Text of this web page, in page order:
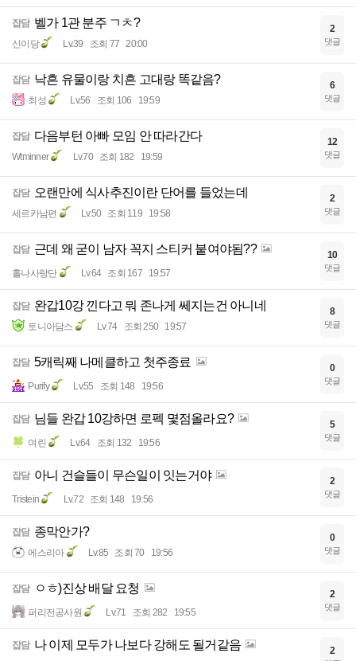
잡담 벨가 1관 분주 ㄱㅊ?
신이당 Lv.39 조회 77 20:00
2
댓글
잡담 낙흔 유물이랑 치흔 고대랑 똑같음?
최성 Lv.56 조회 106 19:59
6
댓글
잡담 다음부턴 아빠 모임 안 따라간다
Wtminner Lv.70 조회 182 19:59
12
댓글
잡담 오랜만에 식사추진이란 단어를 들었는데
세르카남편 Lv.50 조회 119 19:58
2
댓글
잡담 근데 왜 굳이 남자 꼭지 스티커 붙여야됨??
홀나사랑단 Lv.64 조회 167 19:57
10
댓글
잡담 완갑10강 낀다고 뭐 존나게 쎄지는건 아니네
토니아담스 Lv.74 조회 250 19:57
8
댓글
잡담 5캐릭째 나메클하고 첫주종료
Purify Lv.55 조회 148 19:56
0
댓글
잡담 님들 완갑 10강하면 로펙 몇점올라요?
여린 Lv.64 조회 132 19:56
5
댓글
잡담 아니 건슬들이 무슨일이 잇는거야
Tristein Lv.72 조회 148 19:56
2
댓글
잡담 종막안가?
에스리아 Lv.85 조회 70 19:56
0
댓글
잡담 ㅇㅎ)진상 배달 요청
퍼리전공사원 Lv.71 조회 282 19:55
2
댓글
잡담 나 이제 모두가 나보다 강해도 될거같음 2